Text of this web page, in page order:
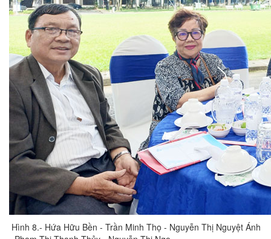
Hình 8.- Hứa Hữu Bền - Trần Minh Thọ - Nguyễn Thị Nguyệt Ánh